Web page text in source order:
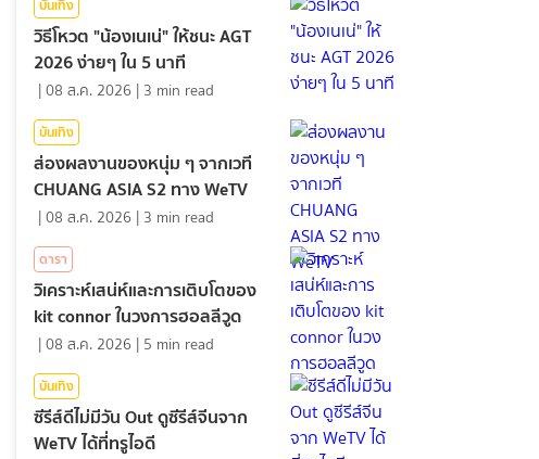
บันเทิง
วิธีโหวต "น้องเนเน่" ให้ชนะ AGT
2026 ง่ายๆ ใน 5 นาที
|08 ส.ค. 2026 | 3 min read
บันเทิง
ส่องผลงานของหนุ่ม ๆ จากเวที
CHUANG ASIA S2 ทาง WeTV
|08 ส.ค. 2026 | 3 min read
ดารา
วิเคราะห์เสน่ห์และการเติบโตของ
kit connor ในวงการฮอลลีวูด
|08 ส.ค. 2026 | 5 min read
บันเทิง
ซีรีส์ดีไม่มีวัน Out ดูซีรีส์จีนจาก
WeTV ได้ที่ทรูไอดี